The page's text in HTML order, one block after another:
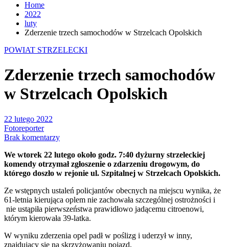
Home
2022
luty
Zderzenie trzech samochodów w Strzelcach Opolskich
POWIAT STRZELECKI
Zderzenie trzech samochodów
w Strzelcach Opolskich
22 lutego 2022
Fotoreporter
Brak komentarzy
We wtorek 22 lutego około godz. 7:40 dyżurny strzeleckiej
komendy otrzymał zgłoszenie o zdarzeniu drogowym, do
którego doszło w rejonie ul. Szpitalnej w Strzelcach Opolskich.
Ze wstępnych ustaleń policjantów obecnych na miejscu wynika, że
61-letnia kierująca oplem nie zachowała szczególnej ostrożności i
nie ustąpiła pierwszeństwa prawidłowo jadącemu citroenowi,
którym kierowała 39-latka.
W wyniku zderzenia opel padł w poślizg i uderzył w inny,
znajdujący się na skrzyżowaniu pojazd.